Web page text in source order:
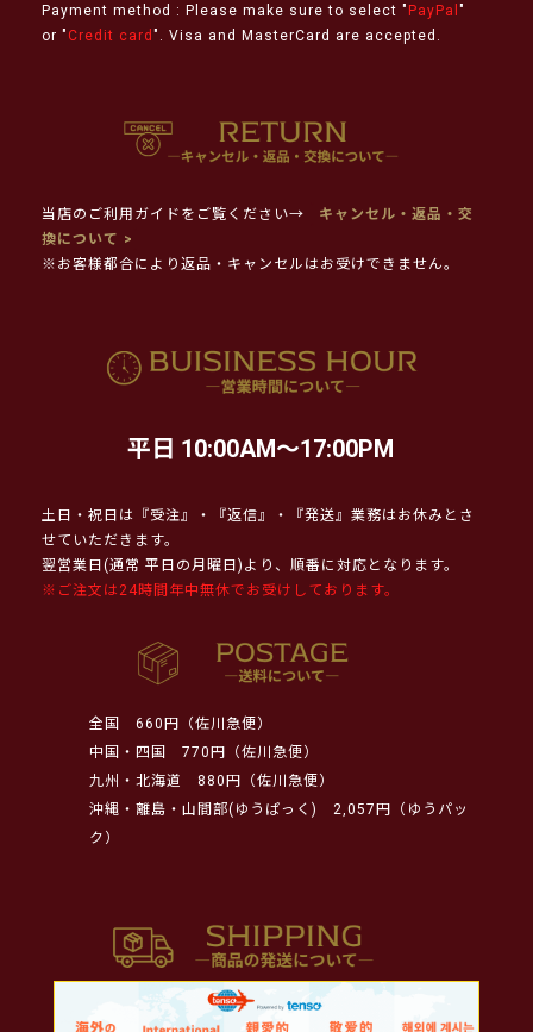
Payment method : Please make sure to select " PayPal "
or " Credit card ". Visa and MasterCard are accepted.
当店のご利用ガイドをご覧ください→
キャンセル・返品・交
換について >
※お客様都合により返品・キャンセルはお受けできません。
平日 10:00AM～17:00PM
土日・祝日は『受注』・『返信』・『発送』業務はお休みとさ
せていただきます。
翌営業日(通常 平日の月曜日)より、順番に対応となります。
※ご注文は24時間年中無休でお受けしております。
全国
660円（佐川急便）
中国・四国
770円（佐川急便）
九州・北海道
880円（佐川急便）
沖縄・離島・山間部(ゆうぱっく)
2,057円（ゆうパッ
ク）